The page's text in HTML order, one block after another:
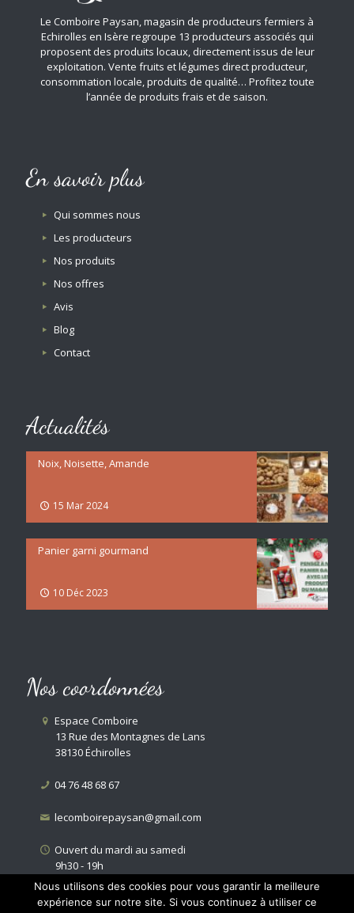
Le Comboire Paysan, magasin de producteurs fermiers à
Echirolles en Isère regroupe 13 producteurs associés qui
proposent des produits locaux, directement issus de leur
exploitation. Vente fruits et légumes direct producteur,
consommation locale, produits de qualité… Profitez toute
l’année de produits frais et de saison.
En savoir plus
Qui sommes nous
Les producteurs
Nos produits
Nos offres
Avis
Blog
Contact
Actualités
Noix, Noisette, Amande
15 Mar 2024
Panier garni gourmand
10 Déc 2023
Nos coordonnées
Espace Comboire
13 Rue des Montagnes de Lans
38130 Échirolles
04 76 48 68 67
lecomboirepaysan@gmail.com
Ouvert du mardi au samedi
9h30 - 19h
Nous utilisons des cookies pour vous garantir la meilleure
expérience sur notre site. Si vous continuez à utiliser ce